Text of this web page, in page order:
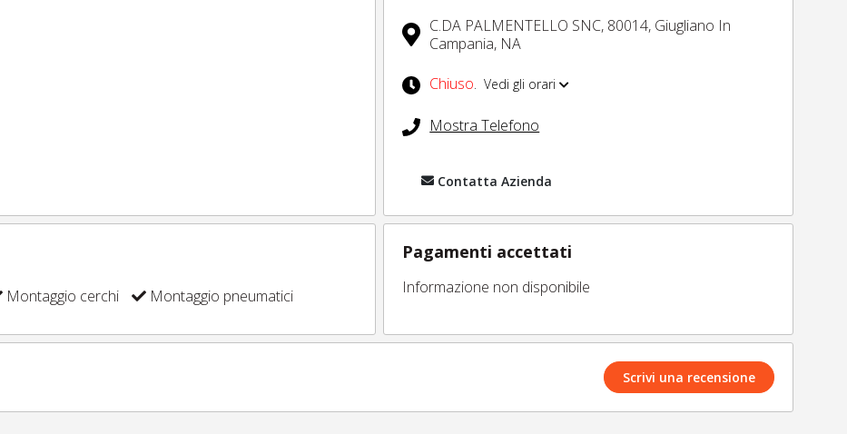
C.DA PALMENTELLO SNC, 80014, Giugliano In
Campania, NA
Chiuso. Vedi gli orari
Mostra Telefono
Contatta Azienda
Montaggio cerchi Montaggio pneumatici
Pagamenti accettati
Informazione non disponibile
Scrivi una recensione